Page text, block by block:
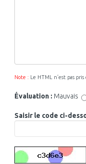
Note : Le HTML n’est pas
Évaluation : Mauvais
Saisir le code ci-